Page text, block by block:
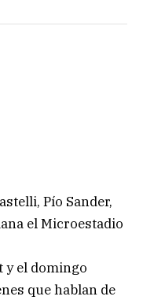
Pío Sander,
el Microestadio
y el domingo
que hablan de